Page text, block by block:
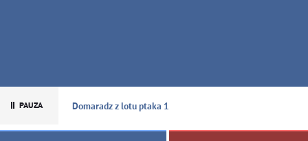
Domaradz z lotu ptaka 1